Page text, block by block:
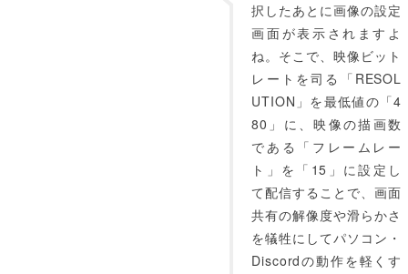
択したあとに画像の設定
画面が表示されますよ
ね。そこで、映像ビット
レートを司る「RESOL
UTION」を最低値の「4
80」に、映像の描画数
である「フレームレー
ト」を「15」に設定し
て配信することで、画面
共有の解像度や滑らかさ
を犠牲にしてパソコン・
Discordの動作を軽くす